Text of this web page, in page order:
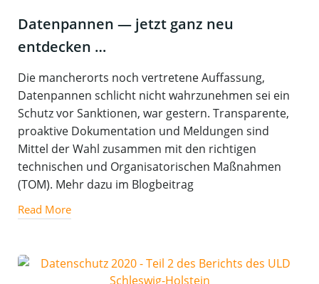
Daten­pan­nen — jetzt ganz neu
entdecken …
Die mancherorts noch vertretene Auffassung,
Datenpannen schlicht nicht wahrzunehmen sei ein
Schutz vor Sanktionen, war gestern. Transparente,
proaktive Dokumentation und Meldungen sind
Mittel der Wahl zusammen mit den richtigen
technischen und Organisatorischen Maßnahmen
(TOM). Mehr dazu im Blogbeitrag
Read More